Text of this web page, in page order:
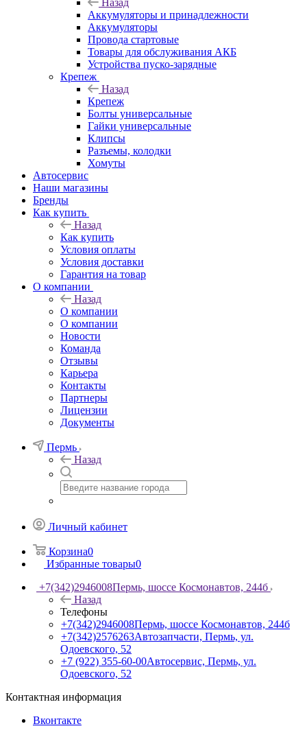
Назад
Аккумуляторы и принадлежности
Аккумуляторы
Провода стартовые
Товары для обслуживания АКБ
Устройства пуско-зарядные
Крепеж
Назад
Крепеж
Болты универсальные
Гайки универсальные
Клипсы
Разъемы, колодки
Хомуты
Автосервис
Наши магазины
Бренды
Как купить
Назад
Как купить
Условия оплаты
Условия доставки
Гарантия на товар
О компании
Назад
О компании
О компании
Новости
Команда
Отзывы
Карьера
Контакты
Партнеры
Лицензии
Документы
Пермь
Назад
Личный кабинет
Корзина0
Избранные товары0
+7(342)2946008Пермь, шоссе Космонавтов, 244б
Назад
Телефоны
+7(342)2946008Пермь, шоссе Космонавтов, 244б
+7(342)2576263Автозапчасти, Пермь, ул.
Одоевского, 52
+7 (922) 355-60-00Автосервис, Пермь, ул.
Одоевского, 52
Контактная информация
Вконтакте